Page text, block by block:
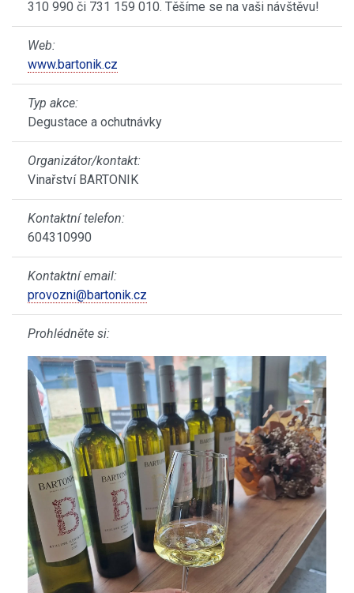
310 990 či 731 159 010. Těšíme se na vaši návštěvu!
Web:
www.bartonik.cz
Typ akce:
Degustace a ochutnávky
Organizátor/kontakt:
Vinařství BARTONIK
Kontaktní telefon:
604310990
Kontaktní email:
provozni@bartonik.cz
Prohlédněte si: